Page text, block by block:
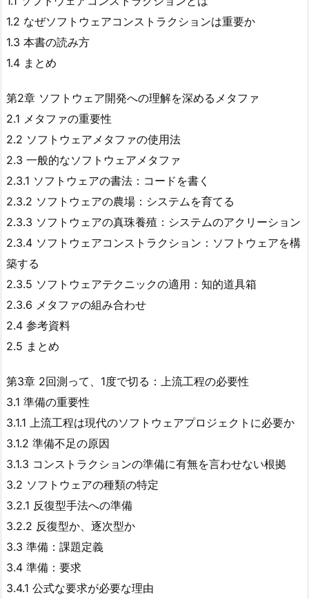
1.2 なぜソフトウェアコンストラクションは重要か
1.3 本書の読み方
1.4 まとめ
第2章 ソフトウェア開発への理解を深めるメタファ
2.1 メタファの重要性
2.2 ソフトウェアメタファの使用法
2.3 一般的なソフトウェアメタファ
2.3.1 ソフトウェアの書法：コードを書く
2.3.2 ソフトウェアの農場：システムを育てる
2.3.3 ソフトウェアの真珠養殖：システムのアクリーション
2.3.4 ソフトウェアコンストラクション：ソフトウェアを構
築する
2.3.5 ソフトウェアテクニックの適用：知的道具箱
2.3.6 メタファの組み合わせ
2.4 参考資料
2.5 まとめ
第3章 2回測って、1度で切る：上流工程の必要性
3.1 準備の重要性
3.1.1 上流工程は現代のソフトウェアプロジェクトに必要か
3.1.2 準備不足の原因
3.1.3 コンストラクションの準備に有無を言わせない根拠
3.2 ソフトウェアの種類の特定
3.2.1 反復型手法への準備
3.2.2 反復型か、逐次型か
3.3 準備：課題定義
3.4 準備：要求
3.4.1 公式な要求が必要な理由